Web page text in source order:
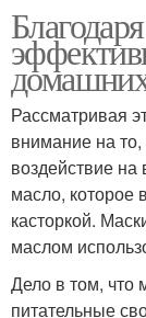
Рассматривая
внимание на
воздействие
масло, которое
касторкой.
маслом
Дело в том, что
питательные